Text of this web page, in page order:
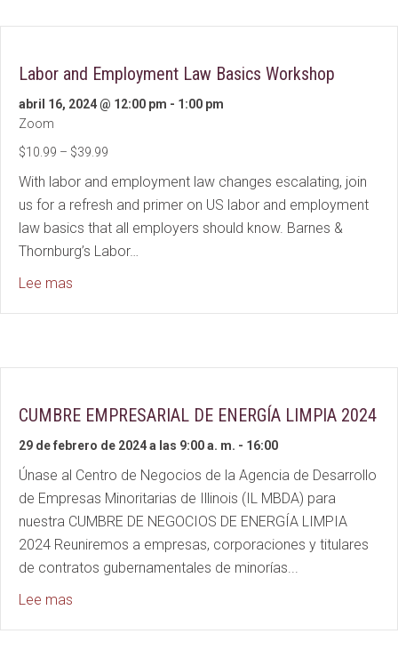
Labor and Employment Law Basics Workshop
abril 16, 2024 @ 12:00 pm - 1:00 pm
Zoom
$10.99 – $39.99
With labor and employment law changes escalating, join
us for a refresh and primer on US labor and employment
law basics that all employers should know. Barnes &
Thornburg’s Labor…
Lee mas
CUMBRE EMPRESARIAL DE ENERGÍA LIMPIA 2024
29 de febrero de 2024 a las 9:00 a. m. - 16:00
Únase al Centro de Negocios de la Agencia de Desarrollo
de Empresas Minoritarias de Illinois (IL MBDA) para
nuestra CUMBRE DE NEGOCIOS DE ENERGÍA LIMPIA
2024 Reuniremos a empresas, corporaciones y titulares
de contratos gubernamentales de minorías...
Lee mas